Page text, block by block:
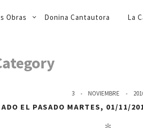
Obras Donina Cantautora La
3 NOVIEMBRE
EL PASADO MARTES, 01/11/